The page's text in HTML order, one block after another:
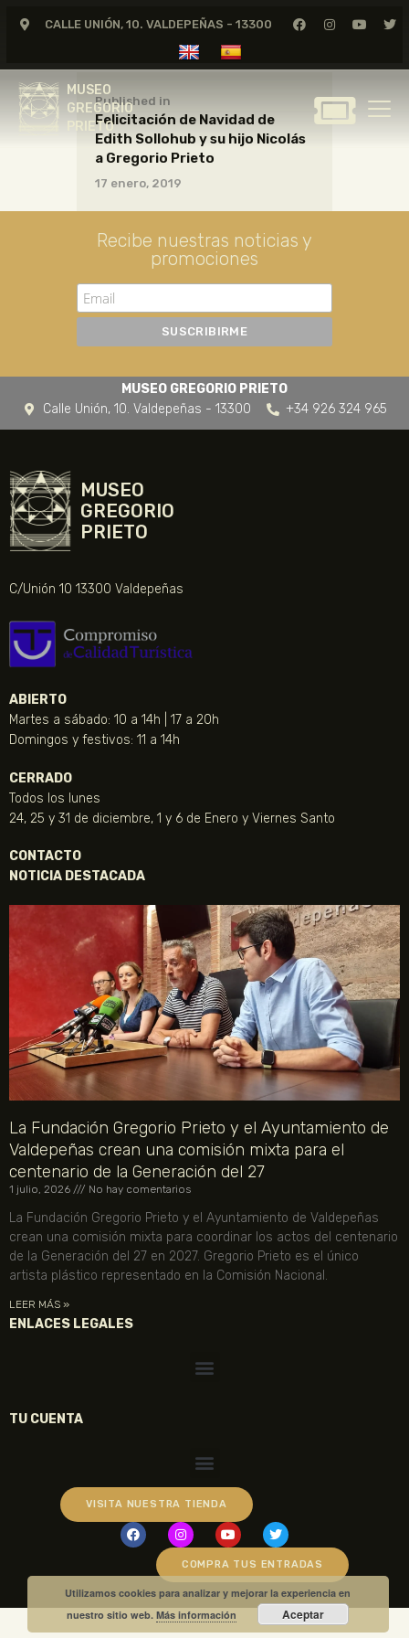
CALLE UNIÓN, 10. VALDEPEÑAS - 13300
MUSEO
GREGORIO
PRIETO
MUSEO
GREGORIO
GREGORIO PRIETO
MUSEO
ARCHIVO
CERTAMEN DE DIBUJO
FUNDACIÓN
TIENDA
NOTICIAS
Published in
Felicitación de Navidad de
Edith Sollohub y su hijo Nicolás
a Gregorio Prieto
17 enero, 2019
Recibe nuestras noticias y
promociones
MUSEO GREGORIO PRIETO
Calle Unión, 10. Valdepeñas - 13300
+34 926 324 965
MUSEO
GREGORIO
PRIETO
C/Unión 10 13300 Valdepeñas
ABIERTO
Martes a sábado: 10 a 14h | 17 a 20h
Domingos y festivos: 11 a 14h
CERRADO
Todos los lunes
24, 25 y 31 de diciembre, 1 y 6 de Enero y Viernes Santo
CONTACTO
NOTICIA DESTACADA
La Fundación Gregorio Prieto y el Ayuntamiento de
Valdepeñas crean una comisión mixta para el
centenario de la Generación del 27
1 julio, 2026 No hay comentarios
La Fundación Gregorio Prieto y el Ayuntamiento de Valdepeñas
crean una comisión mixta para coordinar los actos del centenario
de la Generación del 27 en 2027. Gregorio Prieto es el único
artista plástico representado en la Comisión Nacional.
LEER MÁS »
ENLACES LEGALES
TU CUENTA
VISITA NUESTRA TIENDA
COMPRA TUS ENTRADAS
Utilizamos cookies para analizar y mejorar la experiencia en
nuestro sitio web.Más información Aceptar